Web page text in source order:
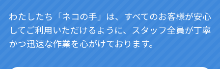
わたしたち「ネコの手」は、すべてのお客様が安心
してご利用いただけるように、スタッフ全員が丁寧
かつ迅速な作業を心がけております。